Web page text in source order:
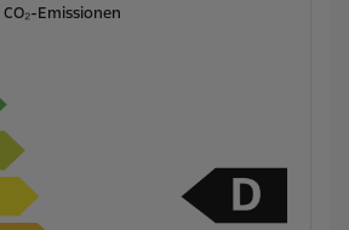
Emissionen